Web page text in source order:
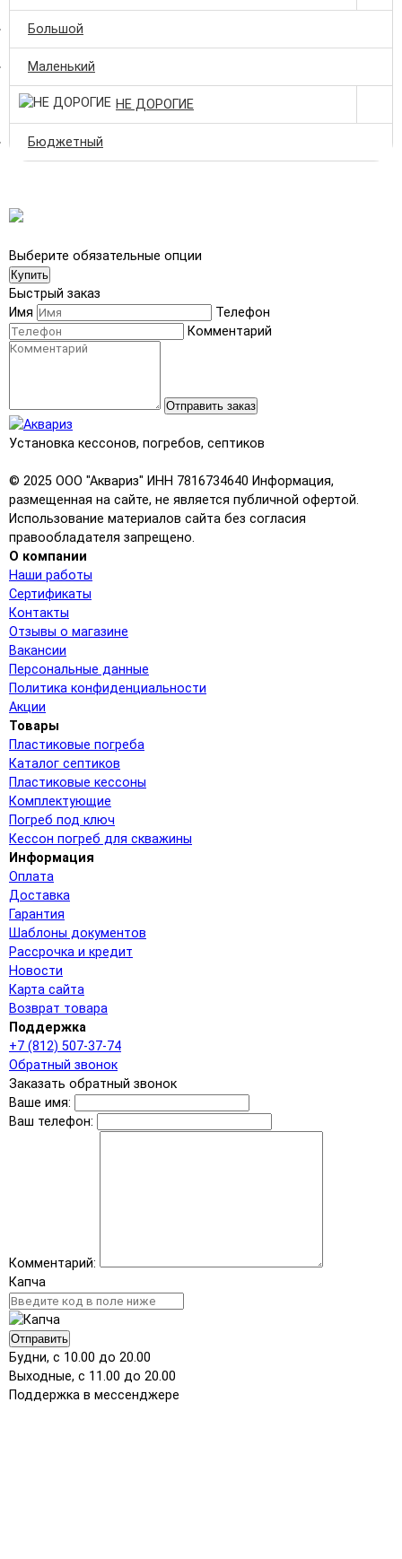
Большой
Маленький
НЕ ДОРОГИЕ
Бюджетный
Выберите обязательные опции
Купить
Быстрый заказ
Имя
Телефон
Комментарий
Отправить заказ
Установка кессонов, погребов, септиков
© 2025 ООО "Аквариз" ИНН 7816734640 Информация,
размещенная на сайте, не является публичной офертой.
Использование материалов сайта без согласия
правообладателя запрещено.
О компании
Наши работы
Сертификаты
Контакты
Отзывы о магазине
Вакансии
Персональные данные
Политика конфиденциальности
Акции
Товары
Пластиковые погреба
Каталог септиков
Пластиковые кессоны
Комплектующие
Погреб под ключ
Кессон погреб для скважины
Информация
Оплата
Доставка
Гарантия
Шаблоны документов
Рассрочка и кредит
Новости
Карта сайта
Возврат товара
Поддержка
+7 (812) 507-37-74
Обратный звонок
Заказать обратный звонок
Ваше имя:
Ваш телефон:
Комментарий:
Капча
Отправить
Будни, с 10.00 до 20.00
Выходные, с 11.00 до 20.00
Поддержка в мессенджере